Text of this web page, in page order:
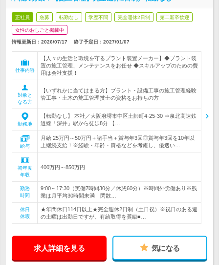
正社員 急募 転勤なし 学歴不問 完全週休2日制 第二新卒歓迎
女性のおしごと掲載中
情報更新日：2026/07/17 終了予定日： 2027/01/07
仕事内容
【人々の生活と環境を守るプラント装置メーカー】◆プラント装
置の施工管理、メンテナンスをお任せ ◆スキルアップのための費
用は会社支援！
対象と
なる方
【いずれかに当てはまる方】プラント・設備工事の施工管理経験
管工事・土木の施工管理技士の資格をお持ちの方
勤務地
【転勤なし】 本社／大阪府堺市中区土師町4-25-30 ⇒泉北高速鉄
道線「深井」駅から徒歩8分 【…
給与
月給 25万円～50万円＋諸手当＋賞与年3回◎賞与年3回を10年以
上継続支給！※経験・年齢・資格などを考慮し、優遇い…
初年度
年収
400万円～850万円
勤務
時間
9:00～17:30（実働7時間30分／休憩60分）※時間外労働あり※残
業は月平均30時間未満 閑散…
休日
休暇
★年間休日114日以上★完全週休2日制（土日祝）※祝日のある週
の土曜は出勤日ですが、有給取得を奨励■…
求人詳細を見る 気になる